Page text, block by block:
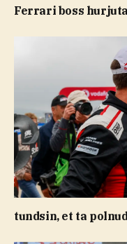
Ferrari boss
tundsin, et ta